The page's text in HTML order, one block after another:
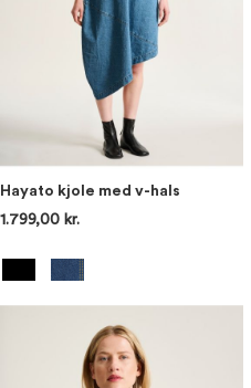
Hayato kjole med v-hals
1.799,00 kr.